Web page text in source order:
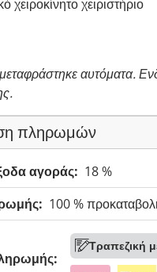
χειροκίνητο χειριστήριο
αυτόματα.
πληρωμών
αγοράς: 18 %
100 %
Τραπεζική